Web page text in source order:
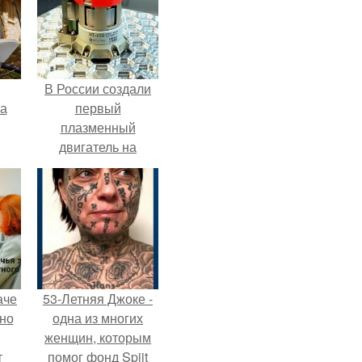
В России создали
первый
плазменный
двигатель на
криптоне.
53-Летняя Джоке -
одна из многих
женщин, которым
помог фонд Spijt